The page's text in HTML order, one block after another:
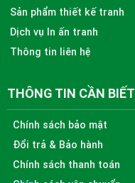
Sản phẩm thiết kế tranh
Dịch vụ In ấn tranh
Thông tin liên hệ
THÔNG TIN CẦN BIẾT
Chính sách bảo mật
Đổi trả & Bảo hành
Chính sách thanh toán